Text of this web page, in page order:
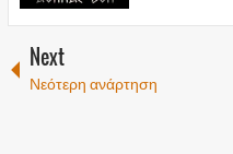
Next
Νεότερη ανάρτηση